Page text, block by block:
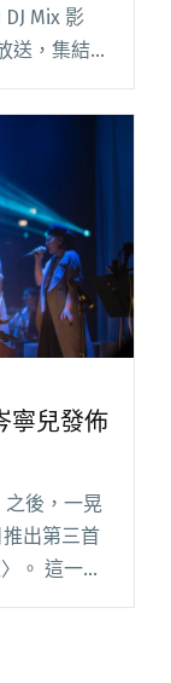
Mix 影
送，集結多
、黑膠唱片
DJ
寧兒發佈
之後，一晃
推出第三首
。 這一